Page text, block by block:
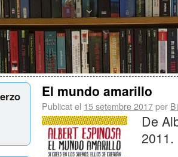
El mundo amarillo
Publicat el 15 setembre 2017per
De